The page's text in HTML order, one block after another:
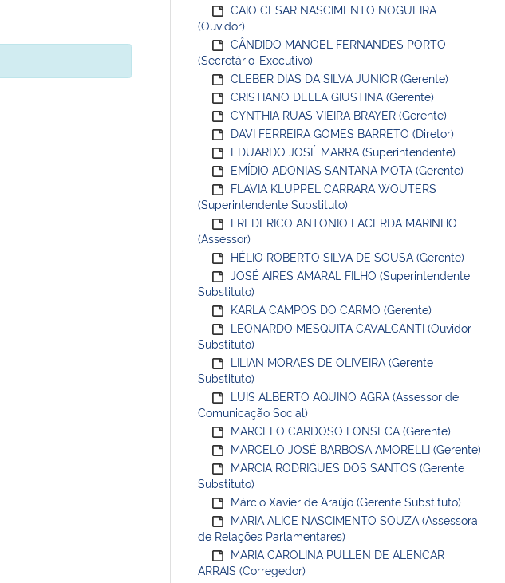
CAIO CESAR NASCIMENTO NOGUEIRA
(Ouvidor)
CÂNDIDO MANOEL FERNANDES PORTO
(Secretário-Executivo)
CLEBER DIAS DA SILVA JUNIOR (Gerente)
CRISTIANO DELLA GIUSTINA (Gerente)
CYNTHIA RUAS VIEIRA BRAYER (Gerente)
DAVI FERREIRA GOMES BARRETO (Diretor)
EDUARDO JOSÉ MARRA (Superintendente)
EMÍDIO ADONIAS SANTANA MOTA (Gerente)
FLAVIA KLUPPEL CARRARA WOUTERS
(Superintendente Substituto)
FREDERICO ANTONIO LACERDA MARINHO
(Assessor)
HÉLIO ROBERTO SILVA DE SOUSA (Gerente)
JOSÉ AIRES AMARAL FILHO (Superintendente
Substituto)
KARLA CAMPOS DO CARMO (Gerente)
LEONARDO MESQUITA CAVALCANTI (Ouvidor
Substituto)
LILIAN MORAES DE OLIVEIRA (Gerente
Substituto)
LUIS ALBERTO AQUINO AGRA (Assessor de
Comunicação Social)
MARCELO CARDOSO FONSECA (Gerente)
MARCELO JOSÉ BARBOSA AMORELLI (Gerente)
MARCIA RODRIGUES DOS SANTOS (Gerente
Substituto)
Márcio Xavier de Araújo (Gerente Substituto)
MARIA ALICE NASCIMENTO SOUZA (Assessora
de Relações Parlamentares)
MARIA CAROLINA PULLEN DE ALENCAR
ARRAIS (Corregedor)